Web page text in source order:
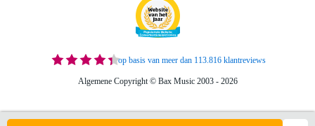
op basis van meer dan 113.816 klantreviews
Algemene Copyright © Bax Music 2003 - 2026